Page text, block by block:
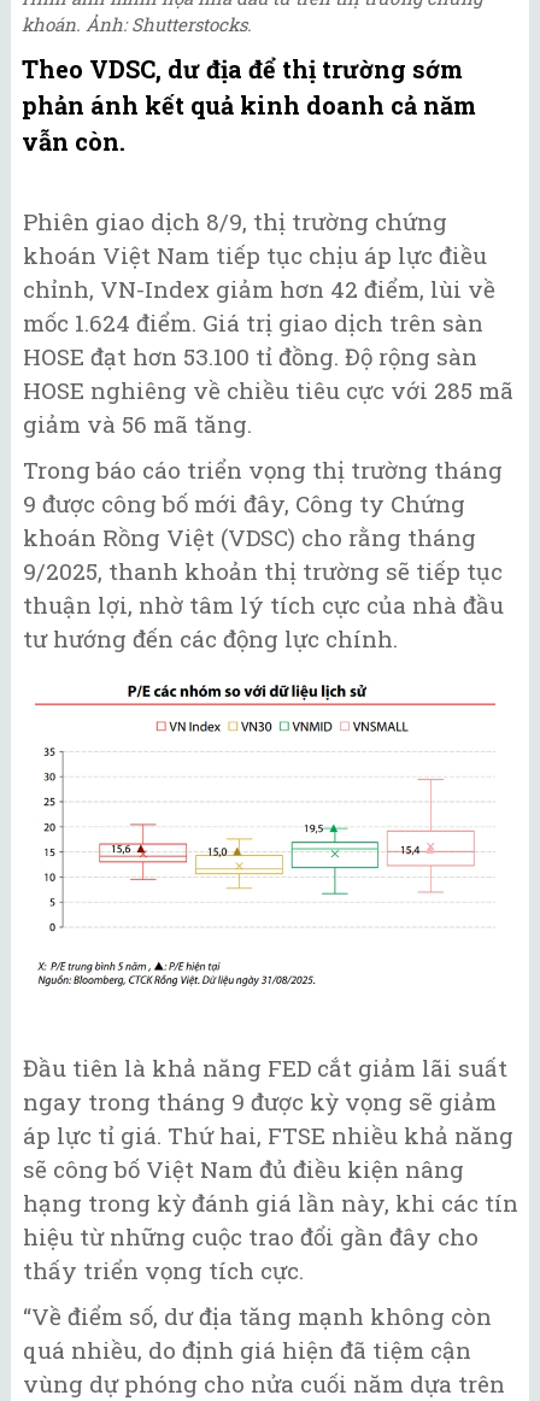
khoán. Ảnh: Shutterstocks.
Theo VDSC, dư địa để thị trường sớm
phản ánh kết quả kinh doanh cả năm
vẫn còn.
Phiên giao dịch 8/9, thị trường chứng
khoán Việt Nam tiếp tục chịu áp lực điều
chỉnh, VN-Index giảm hơn 42 điểm, lùi về
mốc 1.624 điểm. Giá trị giao dịch trên sàn
HOSE đạt hơn 53.100 tỉ đồng. Độ rộng sàn
HOSE nghiêng về chiều tiêu cực với 285 mã
giảm và 56 mã tăng.
Trong báo cáo triển vọng thị trường tháng
9 được công bố mới đây, Công ty Chứng
khoán Rồng Việt (VDSC) cho rằng tháng
9/2025, thanh khoản thị trường sẽ tiếp tục
thuận lợi, nhờ tâm lý tích cực của nhà đầu
tư hướng đến các động lực chính.
Đầu tiên là khả năng FED cắt giảm lãi suất
ngay trong tháng 9 được kỳ vọng sẽ giảm
áp lực tỉ giá. Thứ hai, FTSE nhiều khả năng
sẽ công bố Việt Nam đủ điều kiện nâng
hạng trong kỳ đánh giá lần này, khi các tín
hiệu từ những cuộc trao đổi gần đây cho
thấy triển vọng tích cực.
“Về điểm số, dư địa tăng mạnh không còn
quá nhiều, do định giá hiện đã tiệm cận
vùng dự phóng cho nửa cuối năm dựa trên